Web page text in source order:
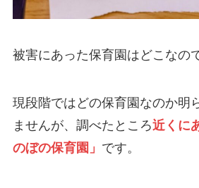
被害にあった保育園はどこなの
現段階ではどの保育園なのか明
ませんが、調べたところ近くに
のぼの保育園」 です。